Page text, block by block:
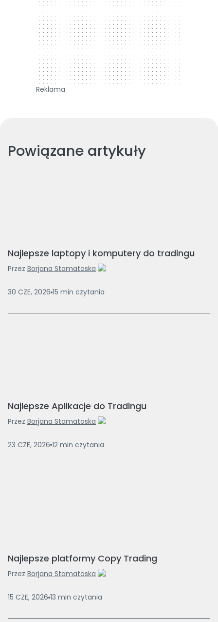
Reklama
Powiązane artykuły
Najlepsze laptopy i komputery do tradingu
Przez Borjana Stamatoska
30 CZE, 2026 15 min czytania
Najlepsze Aplikacje do Tradingu
Przez Borjana Stamatoska
23 CZE, 2026 12 min czytania
Najlepsze platformy Copy Trading
Przez Borjana Stamatoska
15 CZE, 2026 13 min czytania